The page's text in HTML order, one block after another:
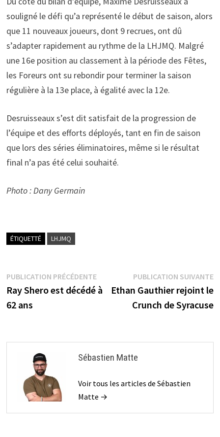
souligné le défi qu’a représenté le début de saison, alors
que 11 nouveaux joueurs, dont 9 recrues, ont dû
s’adapter rapidement au rythme de la LHJMQ. Malgré
une 16e position au classement à la période des Fêtes,
les Foreurs ont su rebondir pour terminer la saison
régulière à la 13e place, à égalité avec la 12e.
Desruisseaux s’est dit satisfait de la progression de
l’équipe et des efforts déployés, tant en fin de saison
que lors des séries éliminatoires, même si le résultat
final n’a pas été celui souhaité.
Photo : Dany Germain
ÉTIQUETTÉ LHJMQ
Navigation
de
PUBLICATION PRÉCÉDENTEPublication
précédente :
Ray Shero est décédé à
62 ans
PUBLICATION SUIVANTE
Ethan Gauthier rejoint le
Crunch de Syracuse
Sébastien Matte
Voir tous les articles de Sébastien
Matte →